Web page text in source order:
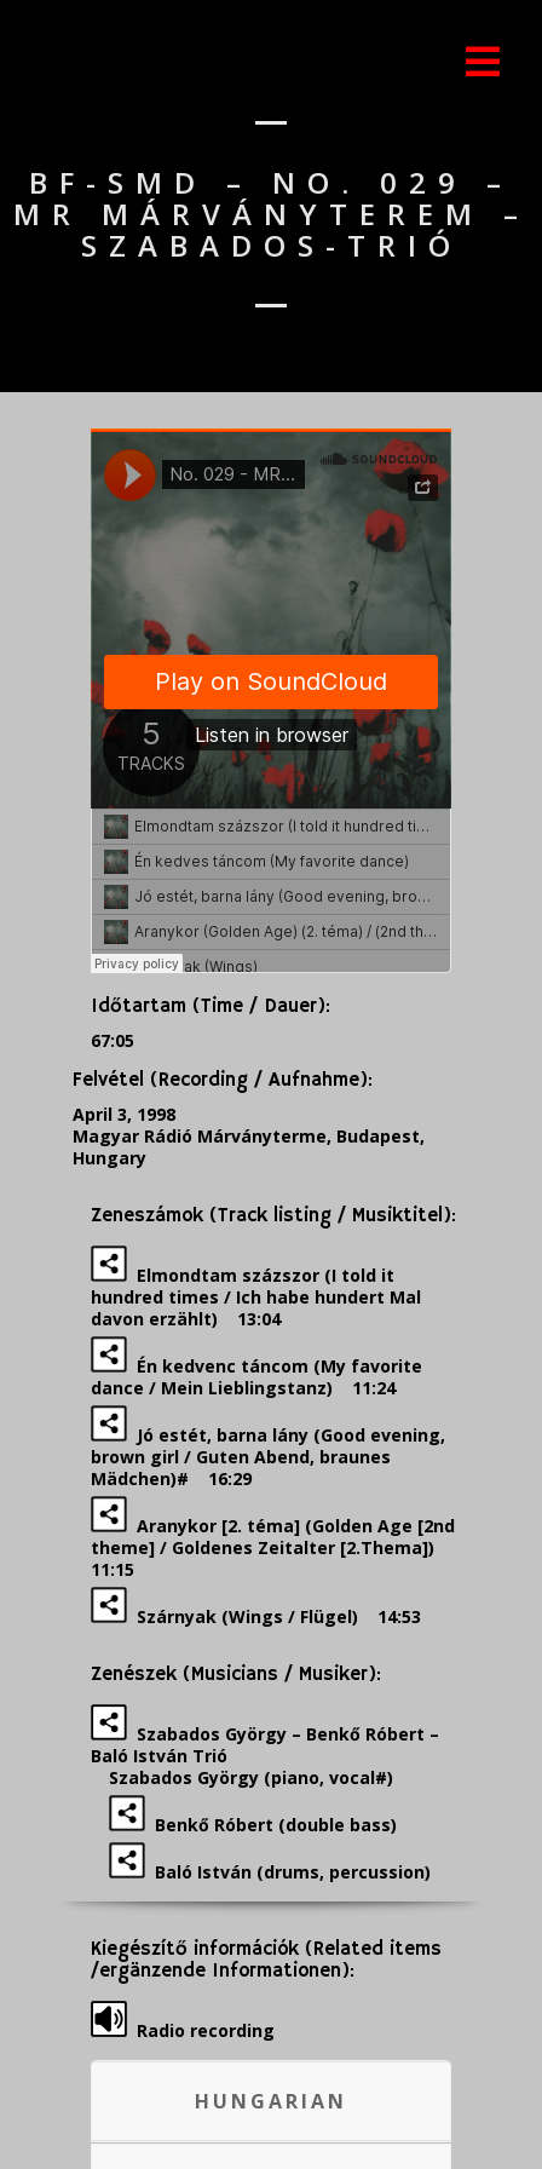
BF-SMD – NO. 029 –
MR MÁRVÁNYTEREM –
SZABADOS-TRIÓ
Időtartam (Time / Dauer):
67:05
Felvétel (Recording / Aufnahme):
April 3, 1998
Magyar Rádió Márványterme, Budapest,
Hungary
Zeneszámok (Track listing / Musiktitel):
Elmondtam százszor (I told it
hundred times / Ich habe hundert Mal
davon erzählt) 13:04
Én kedvenc táncom (My favorite
dance / Mein Lieblingstanz) 11:24
Jó estét, barna lány (Good evening,
brown girl / Guten Abend, braunes
Mädchen)# 16:29
Aranykor [2. téma] (Golden Age [2nd
theme] / Goldenes Zeitalter [2.Thema])
11:15
Szárnyak (Wings / Flügel) 14:53
Zenészek (Musicians / Musiker):
Szabados György – Benkő Róbert –
Baló István Trió
Szabados György (piano, vocal#)
Benkő Róbert (double bass)
Baló István (drums, percussion)
Kiegészítő információk (Related items
/ergänzende Informationen):
Radio recording
HUNGARIAN